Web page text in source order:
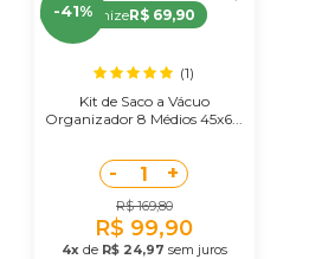
-41%
EconomizeR$ 69,90
(1)
Kit de Saco a Vácuo
Organizador 8 Médios 45x6...
- 1 +
R$ 169,80
R$ 99,90
4xde R$ 24,97 sem juros